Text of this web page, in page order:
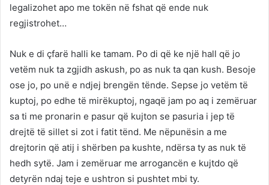
legalizohet apo me tokën në fshat që ende nuk
regjistrohet…
Nuk e di çfarë halli ke tamam. Po di që ke një hall që jo
vetëm nuk ta zgjidh askush, po as nuk ta qan kush. Besoje
ose jo, po unë e ndjej brengën tënde. Sepse jo vetëm të
kuptoj, po edhe të mirëkuptoj, ngaqë jam po aq i zemëruar
sa ti me pronarin e pasur që kujton se pasuria i jep të
drejtë të sillet si zot i fatit tënd. Me nëpunësin a me
drejtorin që atij i shërben pa kushte, ndërsa ty as nuk të
hedh sytë. Jam i zemëruar me arrogancën e kujtdo që
detyrën ndaj teje e ushtron si pushtet mbi ty.